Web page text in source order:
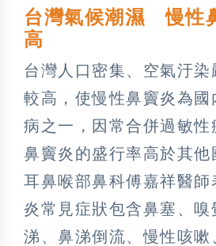
台灣氣候潮濕 慢性
高
台灣人口密集、空氣汙
較高，使慢性鼻竇炎為國
病之一，因常合併過敏性
鼻竇炎的盛行率高於其他
耳鼻喉部鼻科傅嘉祥醫師
炎常見症狀包含鼻塞、嗅
涕、鼻涕倒流、慢性咳嗽